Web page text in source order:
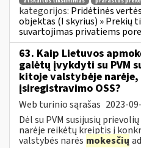
kategorijos: Pridėtinės
objektas (I skyrius) » Prekių
suvartojimas privatiems
63. Kaip Lietuvos
galėtų įvykdyti su PVM
kitoje valstybėje
įsiregistravimo OSS?
Web turinio sąrašas 2023-
Dėl su PVM susijusių
narėje reikėtų kreiptis į
valstybės narės mokesčių